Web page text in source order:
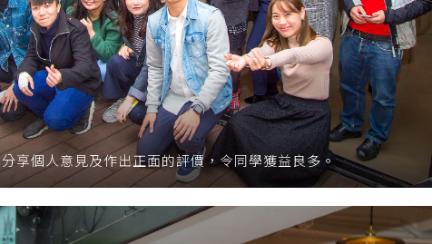
享個人意見及作出正面的評價，令同學獲益良多。